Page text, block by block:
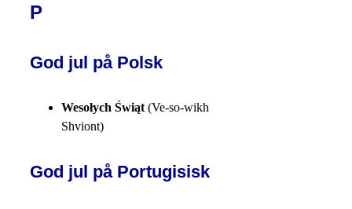
P
God jul på Polsk
Wesołych Świąt (Ve-so-wikh
Shviont)
God jul på Portugisisk